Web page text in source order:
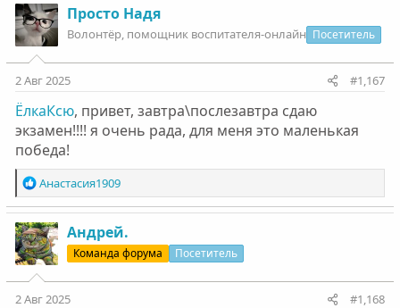
к
ц
и
и
:
Просто Надя
Волонтëр, помощник воспитателя-онлайн Посетитель
2 Авг 2025 #1,167
ЁлкаКсю, привет, завтра\послезавтра сдаю
экзамен!!!! я очень рада, для меня это маленькая
победа!
Р
е
а
к
ц
и
и
:
Анастасия1909
Андрей.
Команда форума Посетитель
2 Авг 2025 #1,168